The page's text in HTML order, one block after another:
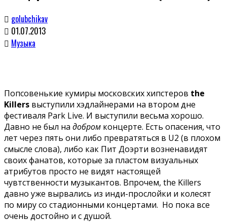
golubchikav
01.07.2013
Музыка
Попсовенькие кумиры московских хипстеров the
Killers выступили хэдлайнерами на втором дне
фестиваля Park Live. И выступили весьма хорошо.
Давно не был на добром концерте. Есть опасения, что
лет через пять они либо превратяться в U2 (в плохом
смысле слова), либо как Пит Доэрти возненавидят
своих фанатов, которые за пластом визуальных
атрибутов просто не видят настоящей
чувтственности музыкантов. Впрочем, the Killers
давно уже вырвались из инди-прослойки и колесят
по миру со стадионными концертами. Но пока все
очень достойно и с душой.